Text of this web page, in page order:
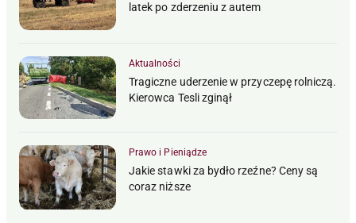
latek po zderzeniu z autem
Aktualności
Tragiczne uderzenie w przyczepę rolniczą.
Kierowca Tesli zginął
Prawo i Pieniądze
Jakie stawki za bydło rzeźne? Ceny są
coraz niższe